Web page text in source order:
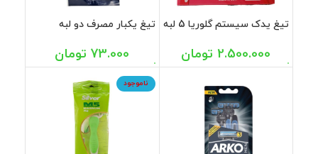
تیغ یدک سیستم گلوریا 5 لبه
2.500.000 تومان
تیغ یکبار مصرف دو لبه
73.000 تومان
ناموجود